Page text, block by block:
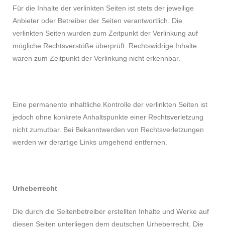
Für die Inhalte der verlinkten Seiten ist stets der jeweilige
Anbieter oder Betreiber der Seiten verantwortlich. Die
verlinkten Seiten wurden zum Zeitpunkt der Verlinkung auf
mögliche Rechtsverstöße überprüft. Rechtswidrige Inhalte
waren zum Zeitpunkt der Verlinkung nicht erkennbar.
Eine permanente inhaltliche Kontrolle der verlinkten Seiten ist
jedoch ohne konkrete Anhaltspunkte einer Rechtsverletzung
nicht zumutbar. Bei Bekanntwerden von Rechtsverletzungen
werden wir derartige Links umgehend entfernen.
Urheberrecht
Die durch die Seitenbetreiber erstellten Inhalte und Werke auf
diesen Seiten unterliegen dem deutschen Urheberrecht. Die